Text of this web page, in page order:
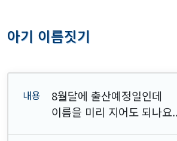
아기 이름짓기
8월달에 출산예정일인데
이름을 미리 지어도 되나요